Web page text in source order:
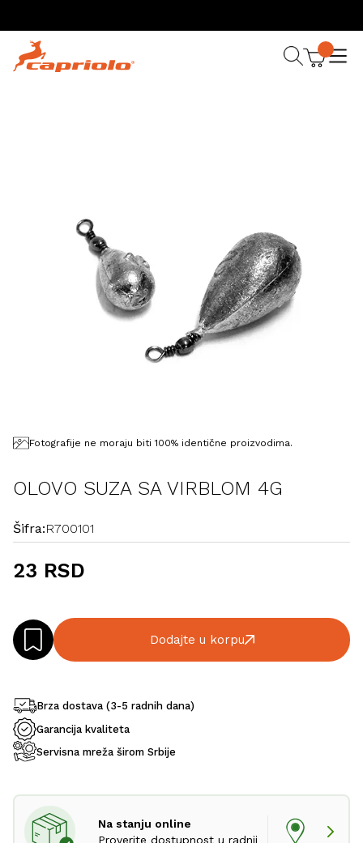
Fotografije ne moraju biti 100% identične proizvodima.
OLOVO SUZA SA VIRBLOM 4G
Šifra:R700101
23 RSD
Dodajte u korpu
Brza dostava (3-5 radnih dana)
Garancija kvaliteta
Servisna mreža širom Srbije
Na stanju online
Proverite dostupnost u radnji